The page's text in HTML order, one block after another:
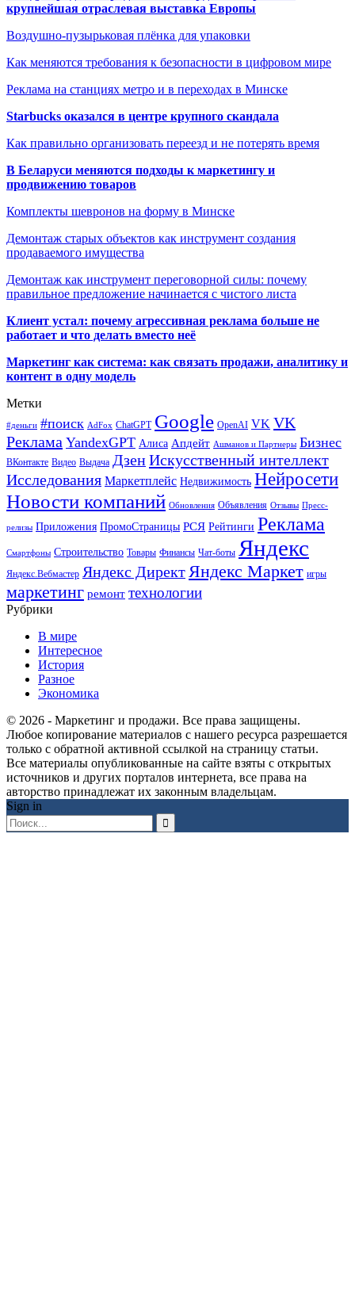
крупнейшая отраслевая выставка Европы
Воздушно-пузырьковая плёнка для упаковки
Как меняются требования к безопасности в цифровом мире
Реклама на станциях метро и в переходах в Минске
Starbucks оказался в центре крупного скандала
Как правильно организовать переезд и не потерять время
В Беларуси меняются подходы к маркетингу и
продвижению товаров
Комплекты шевронов на форму в Минске
Демонтаж старых объектов как инструмент создания
продаваемого имущества
Демонтаж как инструмент переговорной силы: почему
правильное предложение начинается с чистого листа
Клиент устал: почему агрессивная реклама больше не
работает и что делать вместо неё
Маркетинг как система: как связать продажи, аналитику и
контент в одну модель
Метки
#деньги #поиск AdFox ChatGPT Google OpenAI VK VK
Реклама YandexGPT Алиса Апдейт Ашманов и Партнеры Бизнес
ВКонтакте Видео Выдача ДзенИскусственный интеллект
Исследования Маркетплейс Недвижимость Нейросети
Новости компаний Обновления Объявления Отзывы Пресс-
релизы Приложения ПромоСтраницы РСЯ Рейтинги Реклама
Смартфоны Строительство Товары Финансы Чат-боты Яндекс
Яндекс.Вебмастер Яндекс ДиректЯндекс Маркет игры
маркетинг ремонт технологии
Рубрики
В мире
Интересное
История
Разное
Экономика
© 2026 - Маркетинг и продажи. Все права защищены.
Любое копирование материалов с нашего ресурса разрешается
только с обратной активной ссылкой на страницу статьи.
Все материалы опубликованные на сайте взяты с открытых
источников и других порталов интернета, все права на
авторство принадлежат их законным владельцам.
Sign in